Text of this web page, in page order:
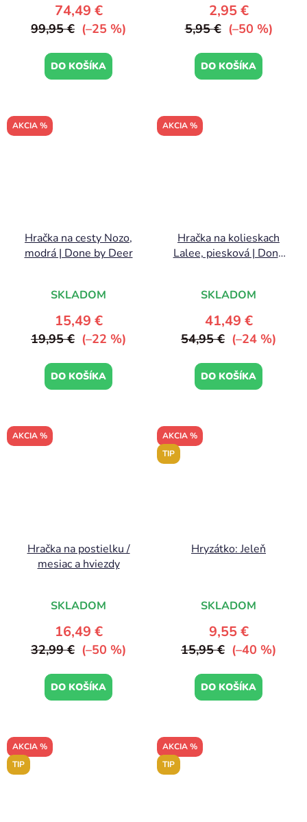
74,49 €
99,95 € (–25 %)
DO KOŠÍKA
2,95 €
5,95 € (–50 %)
DO KOŠÍKA
AKCIA %
Hračka na cesty Nozo,
modrá | Done by Deer
SKLADOM
15,49 €
19,95 € (–22 %)
DO KOŠÍKA
AKCIA %
Hračka na kolieskach
Lalee, piesková | Done
SKLADOM
41,49 €
54,95 € (–24 %)
DO KOŠÍKA
AKCIA %
Hračka na postielku /
mesiac a hviezdy
SKLADOM
16,49 €
32,99 € (–50 %)
DO KOŠÍKA
AKCIA %
TIP
Hryzátko: Jeleň
SKLADOM
9,55 €
15,95 € (–40 %)
DO KOŠÍKA
AKCIA %
TIP
AKCIA %
TIP